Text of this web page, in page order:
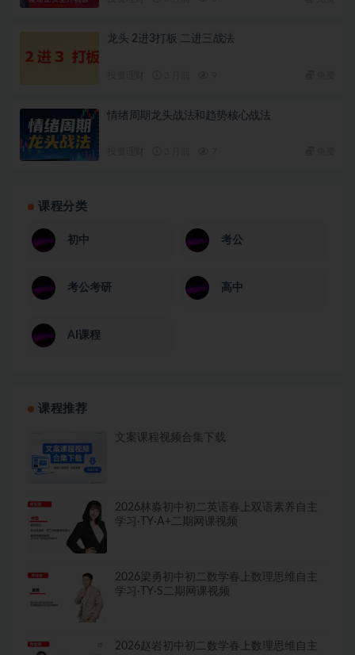
龙头 2进3打板 二进三战法
情绪周期龙头战法和趋势核心战法
课程分类
初中 考公
考公考研 高中
AI课程
课程推荐
文案课程视频合集下载
2026林淼初中初二英语春上双语素养自主
学习·TY·A+二期网课视频
2026梁勇初中初二数学春上数理思维自主
学习·TY·S二期网课视频
2026赵岩初中初二数学春上数理思维自主